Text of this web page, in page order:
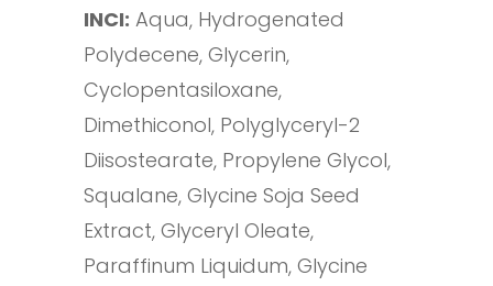
INCI: Aqua, Hydrogenated
Polydecene, Glycerin,
Cyclopentasiloxane,
Dimethiconol, Polyglyceryl-2
Diisostearate, Propylene Glycol,
Squalane, Glycine Soja Seed
Extract, Glyceryl Oleate,
Paraffinum Liquidum, Glycine